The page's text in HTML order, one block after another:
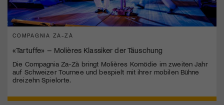
COMPAGNIA ZA-ZÀ
«Tartuffe» – Molières Klassiker der Täuschung
Die Compagnia Za-Zà bringt Molières Komödie im zweiten Jahr
auf Schweizer Tournee und bespielt mit ihrer mobilen Bühne
dreizehn Spielorte.